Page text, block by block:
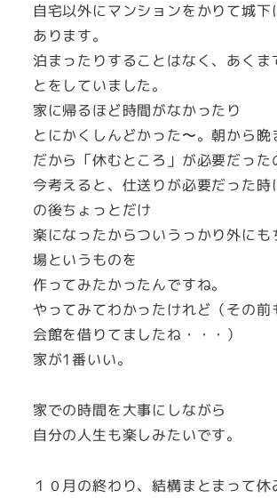
自宅以外にマンションをかりて城下
あります。
泊まったりすることはなく、あくま
とをしていました。
家に帰るほど時間がなかったり
とにかくしんどかった〜。朝から晩
だから「休むところ」が必要だった
今考えると、仕送りが必要だった時
の後ちょっとだけ
楽になったからついうっかり外にも
場というものを
作ってみたかったんですね。
やってみてわかったけれど（その前
会館を借りてましたね・・・）
家が1番いい。
家での時間を大事にしながら
自分の人生も楽しみたいです。
１０月の終わり、結構まとまって休